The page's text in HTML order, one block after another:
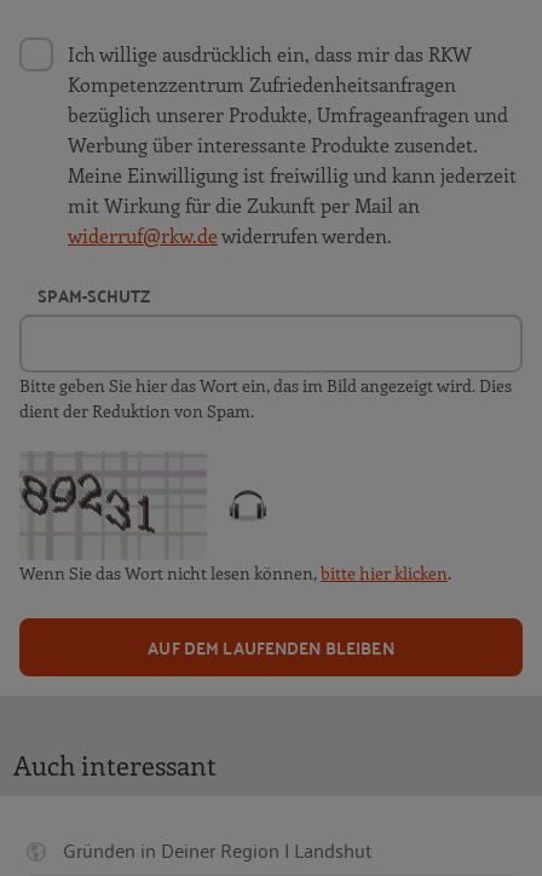
Ich willige ausdrücklich ein, dass mir das RKW
Kompetenzzentrum Zufriedenheitsanfragen
bezüglich unserer Produkte, Umfrageanfragen und
Werbung über interessante Produkte zusendet.
Meine Einwilligung ist freiwillig und kann jederzeit
mit Wirkung für die Zukunft per Mail an
widerruf@rkw.dewiderrufen werden.
SPAM-SCHUTZ
Bitte geben Sie hier das Wort ein, das im Bild angezeigt wird. Dies
dient der Reduktion von Spam.
Wenn Sie das Wort nicht lesen können, bitte hier klicken.
AUF DEM LAUFENDEN BLEIBEN
Auch interessant
Gründen in Deiner Region | Landshut